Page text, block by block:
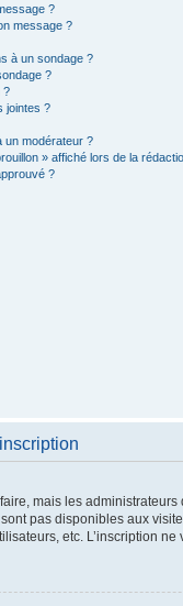
?
message ?
à un sondage ?
?
?
jointes ?
un modérateur ?
» affiché lors de la
?
mais les
pas disponibles aux
etc. L’inscription